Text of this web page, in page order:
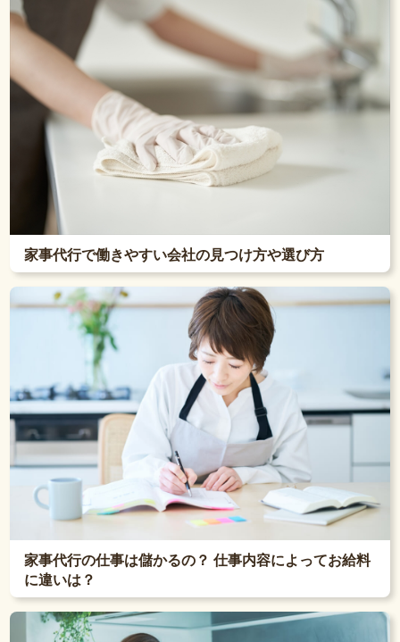
家事代行で働きやすい会社の見つけ方や選び方
家事代行の仕事は儲かるの？ 仕事内容によってお給料
に違いは？